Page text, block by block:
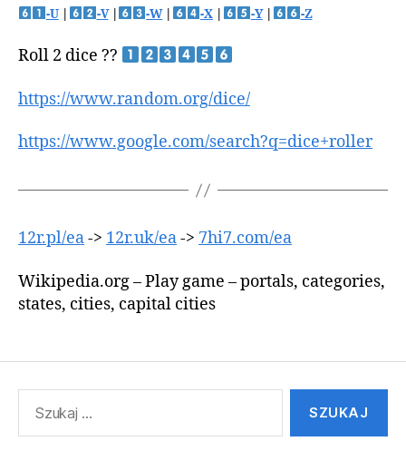
-U| -V| -W| -X -Y| -Z
Roll 2 dice ??
https://www.random.org/dice/
https://www.google.com/search?q=dice+roller
12r.pl/ea-> 12r.uk/ea-> 7hi7.com/ea
Wikipedia.org – Play game – portals, categories,
states, cities, capital cities